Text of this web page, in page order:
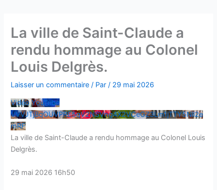
La ville de Saint-Claude a
rendu hommage au Colonel
Louis Delgrès.
Laisser un commentaire / Par/ 29 mai 2026
Vidéo YouTube
VVVJTjBqOUVPRE5qV2NSVng4X2VCeGZ3Lm1jTTY5Nll2e
mRF
La ville de Saint-Claude a rendu hommage au Colonel Louis
Delgrès.
29 mai 2026 16h50